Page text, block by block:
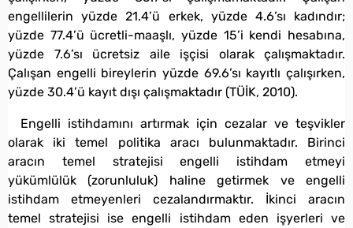
engellilerin yüzde 21.4’ü erkek, yüzde 4.6’sı kadındır;
yüzde 77.4’ü ücretli-maaşlı, yüzde 15’i kendi hesabına,
yüzde 7.6’sı ücretsiz aile işçisi olarak çalışmaktadır.
Çalışan engelli bireylerin yüzde 69.6’sı kayıtlı çalışırken,
yüzde 30.4’ü kayıt dışı çalışmaktadır (TÜİK, 2010).
Engelli istihdamını artırmak için cezalar ve teşvikler
olarak iki temel politika aracı bulunmaktadır. Birinci
aracın temel stratejisi engelli istihdam etmeyi
yükümlülük (zorunluluk) haline getirmek ve engelli
istihdam etmeyenleri cezalandırmaktır. İkinci aracın
temel stratejisi ise engelli istihdam eden işyerleri ve